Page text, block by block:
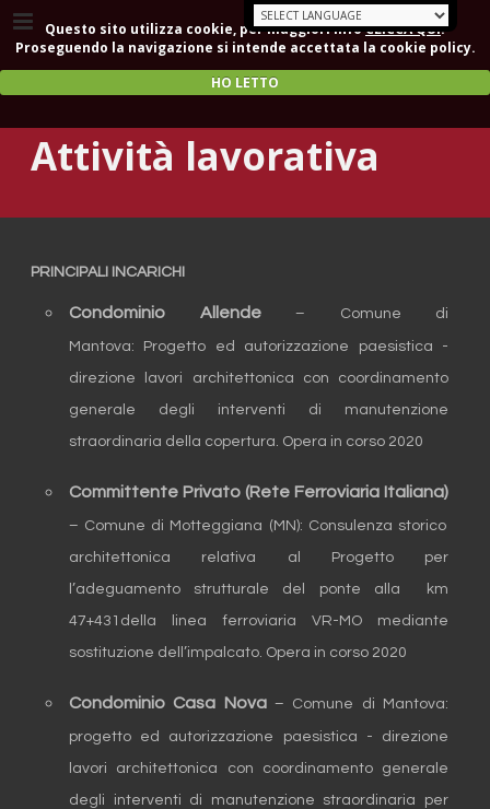
Questo sito utilizza cookie, per maggiori infoCLICCA QUI.
Proseguendo la navigazione si intende accettata la cookie policy.
HO LETTO
Attività lavorativa
PRINCIPALI INCARICHI
Condominio Allende– Comune di
Mantova: Progetto ed autorizzazione paesistica -
direzione lavori architettonica con coordinamento
generale degli interventi di manutenzione
straordinaria della copertura. Opera in corso 2020
Committente Privato (Rete Ferroviaria Italiana)
– Comune di Motteggiana (MN): Consulenza storico
architettonica relativa al Progetto per
l’adeguamento strutturale del ponte alla km
47+431della linea ferroviaria VR-MO mediante
sostituzione dell’impalcato. Opera in corso 2020
Condominio Casa Nova– Comune di Mantova:
progetto ed autorizzazione paesistica - direzione
lavori architettonica con coordinamento generale
degli interventi di manutenzione straordinaria per